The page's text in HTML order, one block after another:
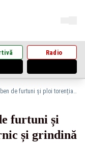
Radio
ANM a emis Cod galben de furtuni și ploi torențiale. Vânt puternic și grindină în mai multe regiuni ale țării - HARTA
furtuni și
și grindină